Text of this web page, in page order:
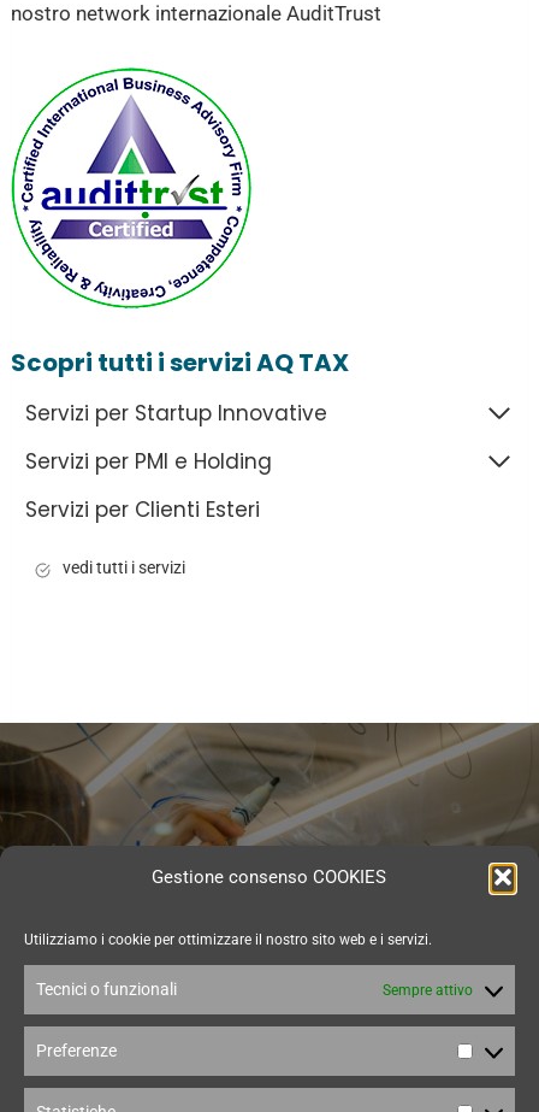
Gestione consenso COOKIES
Utilizziamo i cookie per ottimizzare il nostro sito web e i servizi.
Tecnici o funzionali Sempre attivo
Preferenze
nostro network internazionale AuditTrust
Scopri tutti i servizi AQ TAX
Servizi per Startup Innovative
Servizi per PMI e Holding
Servizi per Clienti Esteri
vedi tutti i servizi
Crescita con AQ TAX
Cerchi un consulente affidabile per far crescere la
tua impresa? AQ TAX fornisce consulenze
personalizzate per il tuo percorso.Inizia la tua